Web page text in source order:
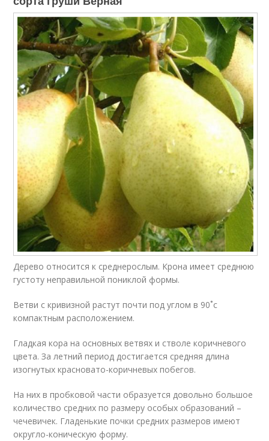
Дерево относится к среднерослым. Крона имеет среднюю
густоту неправильной пониклой формы.
Ветви с кривизной растут почти под углом в 90˚с
компактным расположением.
Гладкая кора на основных ветвях и стволе коричневого
цвета. За летний период достигается средняя длина
изогнутых красновато-коричневых побегов.
На них в пробковой части образуется довольно большое
количество средних по размеру особых образований –
чечевичек. Гладенькие почки средних размеров имеют
округло-коническую форму.